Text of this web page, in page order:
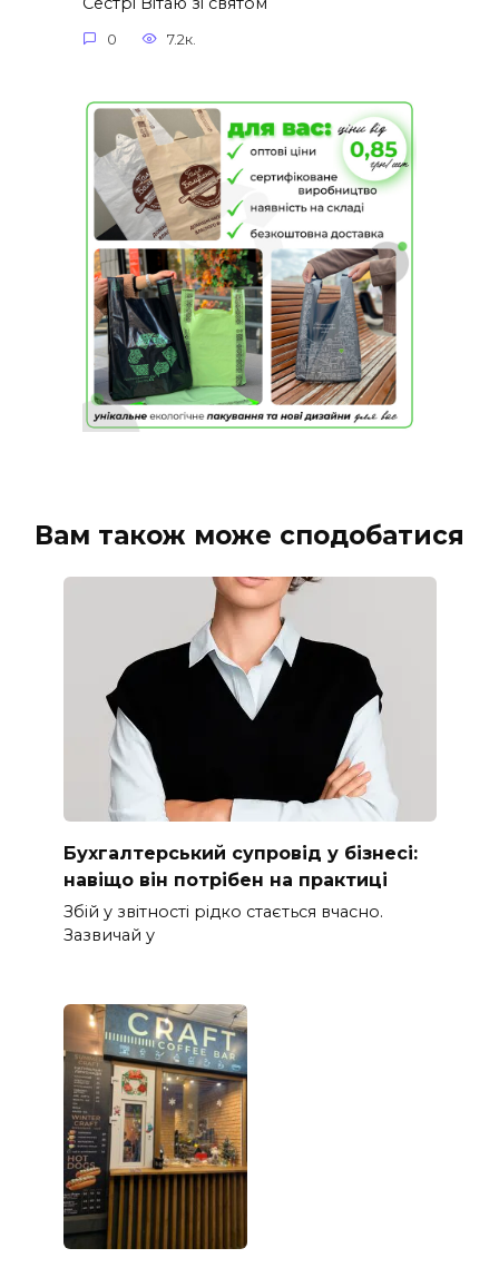
0 7.2к.
Вам також може сподобатися
Бухгалтерський супровід у бізнесі:
навіщо він потрібен на практиці
Збій у звітності рідко стається вчасно.
Зазвичай у